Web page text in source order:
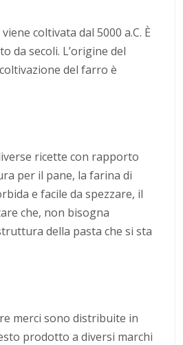
coltivata dal 5000 a.C. È
da secoli. L’origine del
del farro è
ricette con rapporto
per il pane, la farina di
e facile da spezzare, il
che, non bisogna
della pasta che si sta
merci sono distribuite in
prodotto a diversi marchi